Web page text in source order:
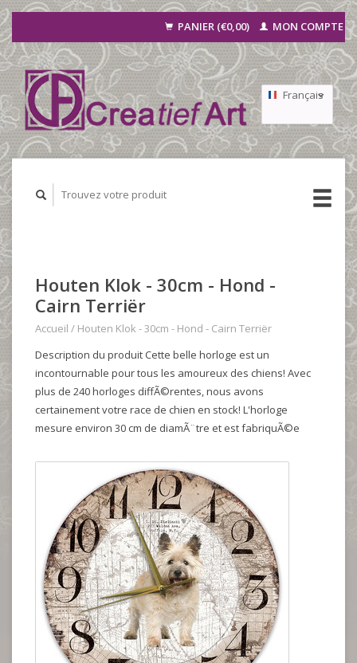
PANIER (€0,00) MON COMPTE
Français
Nederlands
Houten Klok - 30cm - Hond -
Cairn Terriër
Accueil / Houten Klok - 30cm - Hond - Cairn Terriër
Description du produit Cette belle horloge est un
incontournable pour tous les amoureux des chiens! Avec
plus de 240 horloges diffÃ©rentes, nous avons
certainement votre race de chien en stock! L'horloge
mesure environ 30 cm de diamÃ¨tre et est fabriquÃ©e